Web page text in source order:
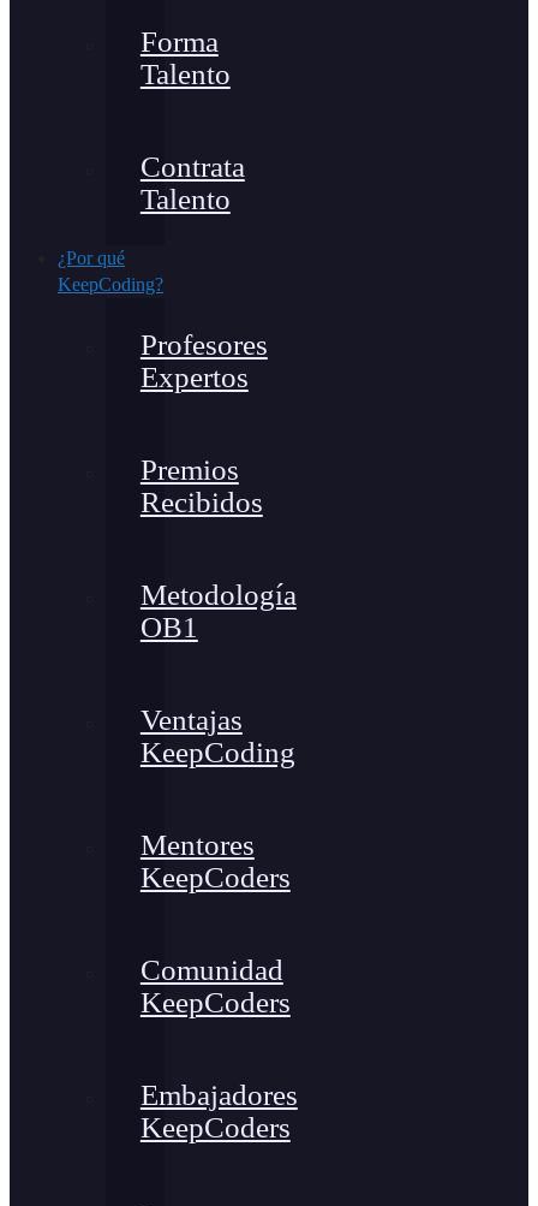
Forma
Talento
Contrata
Talento
¿Por qué
KeepCoding?
Profesores
Expertos
Premios
Recibidos
Metodología
OB1
Ventajas
KeepCoding
Mentores
KeepCoders
Comunidad
KeepCoders
Embajadores
KeepCoders